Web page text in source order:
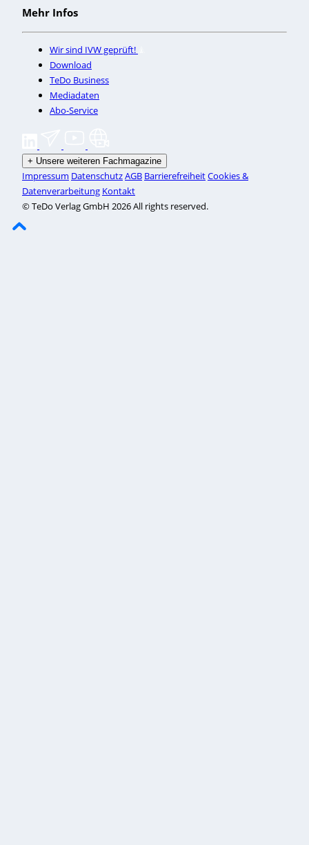
Mehr Infos
Wir sind IVW geprüft!
Download
TeDo Business
Mediadaten
Abo-Service
+ Unsere weiteren Fachmagazine
Impressum DatenschutzAGB BarrierefreiheitCookies &
Datenverarbeitung Kontakt
© TeDo Verlag GmbH 2026 All rights reserved.